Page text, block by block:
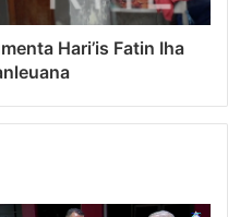
Hari’is Fatin Iha